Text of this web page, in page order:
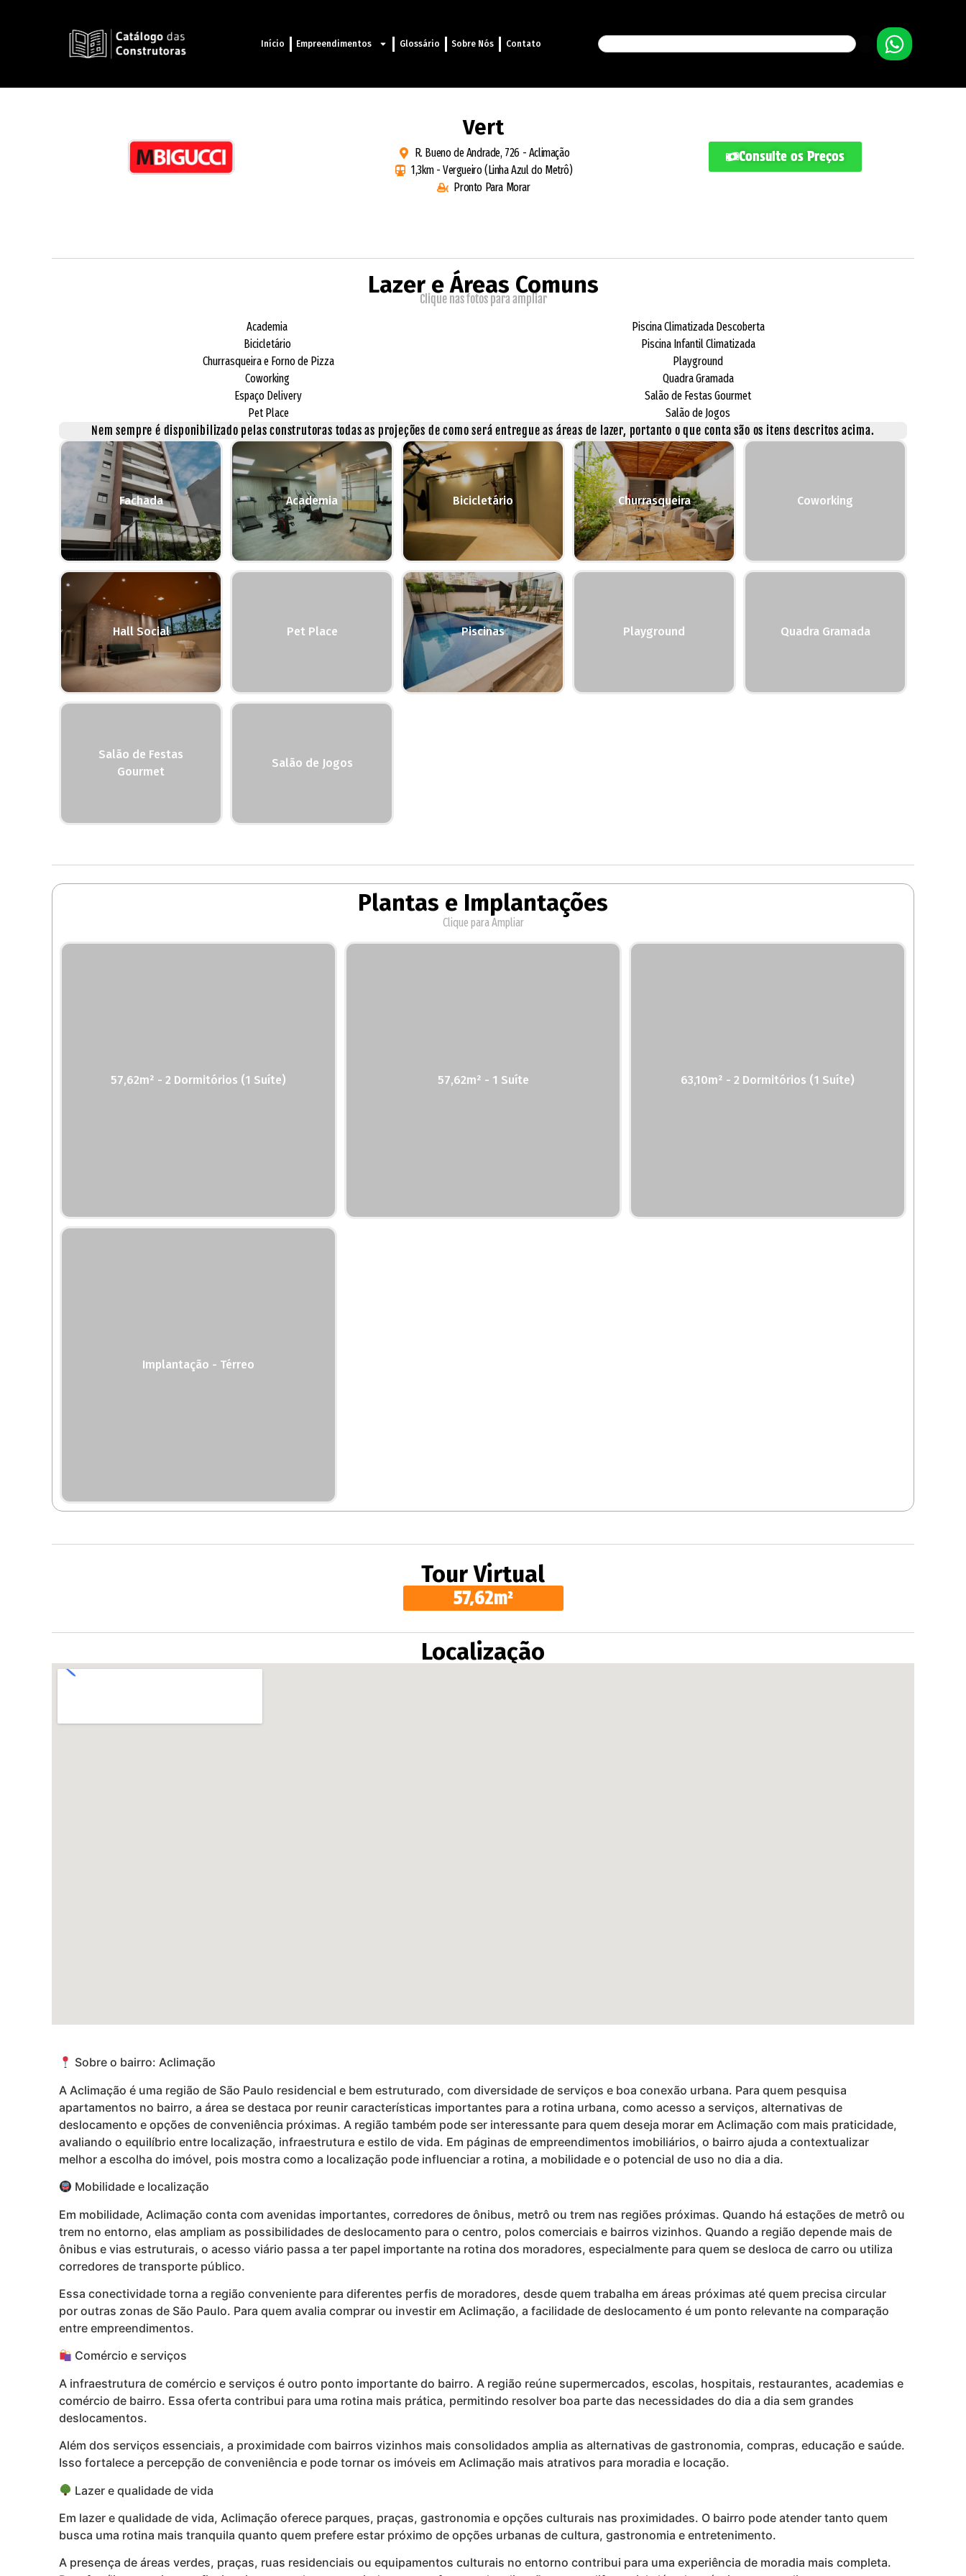
Início Empreendimentos Glossário Sobre Nós Contato
Vert
R. Bueno de Andrade, 726 - Aclimação
1,3km - Vergueiro (Linha Azul do Metrô)
Pronto Para Morar
Consulte os Preços
Lazer e Áreas Comuns
Clique nas fotos para ampliar
Academia
Bicicletário
Churrasqueira e Forno de Pizza
Coworking
Espaço Delivery
Pet Place
Piscina Climatizada Descoberta
Piscina Infantil Climatizada
Playground
Quadra Gramada
Salão de Festas Gourmet
Salão de Jogos
Nem sempre é disponibilizado pelas construtoras todas as projeções de como será entregue as áreas de lazer, portanto o que conta são os itens descritos acima.
Fachada Academia Bicicletário Churrasqueira Coworking
Hall Social Pet Place Piscinas Playground Quadra Gramada
Salão de Festas
Gourmet
Salão de Jogos
Plantas e Implantações
Clique para Ampliar
57,62m² - 2 Dormitórios (1 Suíte) 57,62m² - 1 Suíte 63,10m² - 2 Dormitórios (1 Suíte)
Implantação - Térreo
Tour Virtual
57,62m²
Localização
Sobre o bairro: Aclimação
A Aclimação é uma região de São Paulo residencial e bem estruturado, com diversidade de serviços e boa conexão urbana. Para quem pesquisa
apartamentos no bairro, a área se destaca por reunir características importantes para a rotina urbana, como acesso a serviços, alternativas de
deslocamento e opções de conveniência próximas. A região também pode ser interessante para quem deseja morar em Aclimação com mais praticidade,
avaliando o equilíbrio entre localização, infraestrutura e estilo de vida. Em páginas de empreendimentos imobiliários, o bairro ajuda a contextualizar
melhor a escolha do imóvel, pois mostra como a localização pode influenciar a rotina, a mobilidade e o potencial de uso no dia a dia.
Mobilidade e localização
Em mobilidade, Aclimação conta com avenidas importantes, corredores de ônibus, metrô ou trem nas regiões próximas. Quando há estações de metrô ou
trem no entorno, elas ampliam as possibilidades de deslocamento para o centro, polos comerciais e bairros vizinhos. Quando a região depende mais de
ônibus e vias estruturais, o acesso viário passa a ter papel importante na rotina dos moradores, especialmente para quem se desloca de carro ou utiliza
corredores de transporte público.
Essa conectividade torna a região conveniente para diferentes perfis de moradores, desde quem trabalha em áreas próximas até quem precisa circular
por outras zonas de São Paulo. Para quem avalia comprar ou investir em Aclimação, a facilidade de deslocamento é um ponto relevante na comparação
entre empreendimentos.
Comércio e serviços
A infraestrutura de comércio e serviços é outro ponto importante do bairro. A região reúne supermercados, escolas, hospitais, restaurantes, academias e
comércio de bairro. Essa oferta contribui para uma rotina mais prática, permitindo resolver boa parte das necessidades do dia a dia sem grandes
deslocamentos.
Além dos serviços essenciais, a proximidade com bairros vizinhos mais consolidados amplia as alternativas de gastronomia, compras, educação e saúde.
Isso fortalece a percepção de conveniência e pode tornar os imóveis em Aclimação mais atrativos para moradia e locação.
Lazer e qualidade de vida
Em lazer e qualidade de vida, Aclimação oferece parques, praças, gastronomia e opções culturais nas proximidades. O bairro pode atender tanto quem
busca uma rotina mais tranquila quanto quem prefere estar próximo de opções urbanas de cultura, gastronomia e entretenimento.
A presença de áreas verdes, praças, ruas residenciais ou equipamentos culturais no entorno contribui para uma experiência de moradia mais completa.